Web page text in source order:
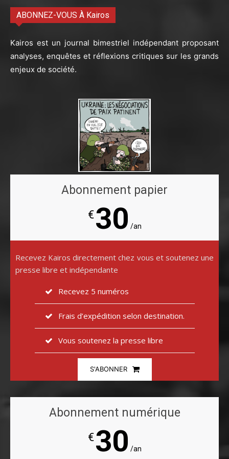
ABONNEZ-VOUS À Kairos
Kairos est un journal bimestriel indépendant proposant
analyses, enquêtes et réflexions critiques sur les grands
enjeux de société.
Abonnement papier
€30 /an
Recevez Kairos directement chez vous et soutenez une
presse libre et indépendante
Recevez 5 numéros
Frais d’expédition selon destination.
Vous soutenez la presse libre
S'ABONNER
Abonnement numérique
€30 /an